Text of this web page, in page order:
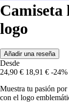
logo
Añadir una reseña
Desde
24,90 € 18,91 € -24%
Muestra tu pasión
con el logo